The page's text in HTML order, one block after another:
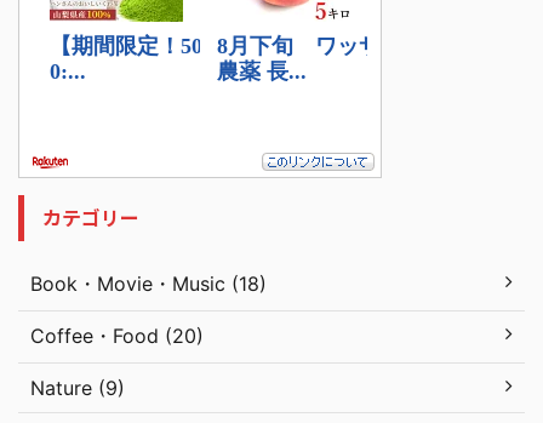
カテゴリー
Book・Movie・Music (18)
Coffee・Food (20)
Nature (9)